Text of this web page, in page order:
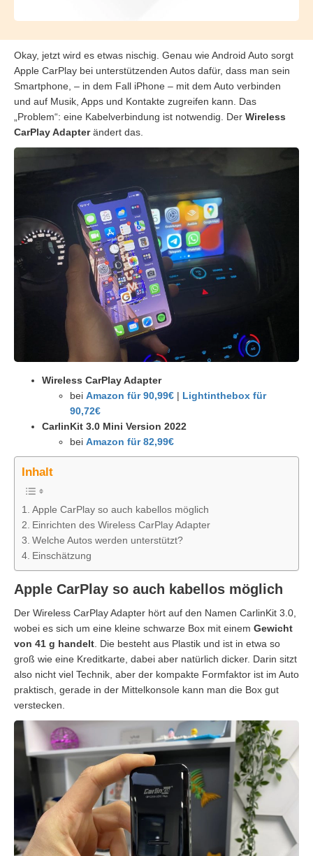
Okay, jetzt wird es etwas nischig. Genau wie Android Auto sorgt
Apple CarPlay bei unterstützenden Autos dafür, dass man sein
Smartphone, – in dem Fall iPhone – mit dem Auto verbinden
und auf Musik, Apps und Kontakte zugreifen kann. Das
„Problem“: eine Kabelverbindung ist notwendig. Der Wireless
CarPlay Adapterändert das.
Wireless CarPlay Adapter
bei Amazon für 90,99€ | Lightinthebox für
90,72€
CarlinKit 3.0 Mini Version 2022
bei Amazon für 82,99€
Inhalt
Apple CarPlay so auch kabellos möglich
Einrichten des Wireless CarPlay Adapter
Welche Autos werden unterstützt?
Einschätzung
Apple CarPlay so auch kabellos möglich
Der Wireless CarPlay Adapter hört auf den Namen CarlinKit 3.0,
wobei es sich um eine kleine schwarze Box mit einem Gewicht
von 41 g handelt . Die besteht aus Plastik und ist in etwa so
groß wie eine Kreditkarte, dabei aber natürlich dicker. Darin sitzt
also nicht viel Technik, aber der kompakte Formfaktor ist im Auto
praktisch, gerade in der Mittelkonsole kann man die Box gut
verstecken.